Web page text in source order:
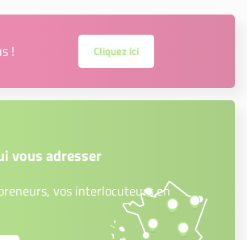
! Cliquez ici
vous adresser
vos interlocuteurs en